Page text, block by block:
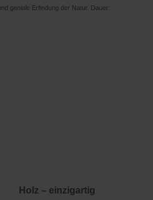
geniale Erfindung der Natur. Dauer:
Holz – einzigartig